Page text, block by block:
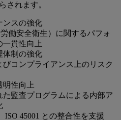
されます。
ンスの強化
働安全衛生）に関するパフォ
一貫性向上
体制の強化
コンプライアンス上のリスク
明性向上
た監査プログラムによる内部ア
ISO 45001 との整合性を支援